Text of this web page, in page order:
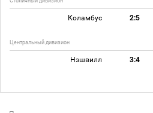
Коламбус 2:5
Центральный дивизион
Нэшвилл 3:4